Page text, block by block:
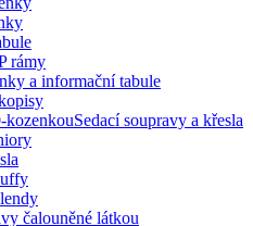
rámy
a informační tabule
Sedací soupravy a křesla
čalouněné látkou